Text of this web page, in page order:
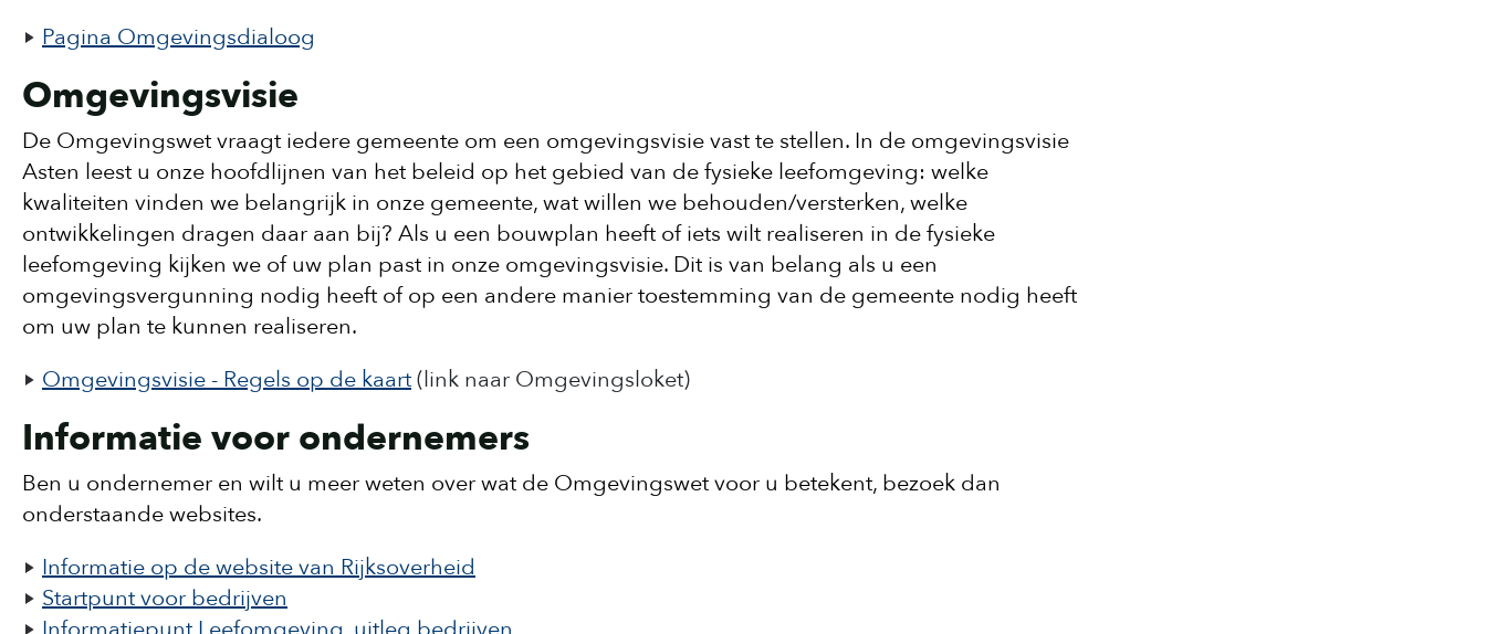
Pagina Omgevingsdialoog
Omgevingsvisie
De Omgevingswet vraagt iedere gemeente om een omgevingsvisie vast te stellen. In de omgevingsvisie
Asten leest u onze hoofdlijnen van het beleid op het gebied van de fysieke leefomgeving: welke
kwaliteiten vinden we belangrijk in onze gemeente, wat willen we behouden/versterken, welke
ontwikkelingen dragen daar aan bij? Als u een bouwplan heeft of iets wilt realiseren in de fysieke
leefomgeving kijken we of uw plan past in onze omgevingsvisie. Dit is van belang als u een
omgevingsvergunning nodig heeft of op een andere manier toestemming van de gemeente nodig heeft
om uw plan te kunnen realiseren.
Omgevingsvisie - Regels op de kaart(link naar Omgevingsloket)
Informatie voor ondernemers
Ben u ondernemer en wilt u meer weten over wat de Omgevingswet voor u betekent, bezoek dan
onderstaande websites.
Informatie op de website van Rijksoverheid
Startpunt voor bedrijven